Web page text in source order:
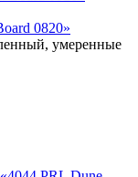
0820»
умеренные